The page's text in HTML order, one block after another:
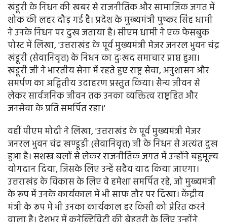
खंडूरी के निधन की खबर से राजनीतिक और सामाजिक जगत में
शोक की लहर दौड़ गई है। प्रदेश के मुख्यमंत्री पुष्कर सिंह धामी
ने उनके निधन पर दुख जताया है। सीएम धामी ने एक फेसबुक
पोस्ट में लिखा, 'उत्तराखंड के पूर्व मुख्यमंत्री मेजर जनरल भुवन चंद्र
खंडूरी (सेवानिवृत्त) के निधन का दुःखद समाचार प्राप्त हुआ।
खंडूरी जी ने भारतीय सेना में रहते हुए राष्ट्र सेवा, अनुशासन और
समर्पण का अद्वितीय उदाहरण प्रस्तुत किया। सैन्य जीवन से
लेकर सार्वजनिक जीवन तक उनका व्यक्तित्व राष्ट्रहित और
जनसेवा के प्रति समर्पित रहा।'
वहीं पीएम मोदी ने लिखा, 'उत्तराखंड के पूर्व मुख्यमंत्री मेजर
जनरल भुवन चंद्र खण्डूडी (सेवानिवृत्त) जी के निधन से अत्यंत दुख
हुआ है। सशस्त्र बलों से लेकर राजनीतिक जगत में उन्होंने बहुमूल्य
योगदान दिया, जिसके लिए उन्हें सदैव याद किया जाएगा।
उत्तराखंड के विकास के लिए वे हमेशा समर्पित रहे, जो मुख्यमंत्री
के रूप में उनके कार्यकाल में भी साफ तौर पर दिखा। केंद्रीय
मंत्री के रूप में भी उनका कार्यकाल हर किसी को प्रेरित करने